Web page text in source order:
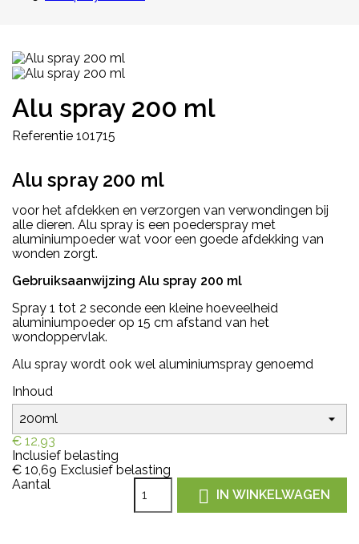
Alu spray 200 ml
Referentie 101715
Alu spray 200 ml
voor het afdekken en verzorgen van verwondingen bij
alle dieren. Alu spray is een poederspray met
aluminiumpoeder wat voor een goede afdekking van
wonden zorgt.
Gebruiksaanwijzing Alu spray 200 ml
Spray 1 tot 2 seconde een kleine hoeveelheid
aluminiumpoeder op 15 cm afstand van het
wondoppervlak.
Alu spray wordt ook wel aluminiumspray genoemd
Inhoud
€ 12,93
Inclusief belasting
€ 10,69 Exclusief belasting
Aantal
 IN WINKELWAGEN